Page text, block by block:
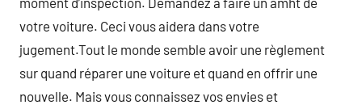
votre voiture. Ceci vous aidera dans votre
jugement.Tout le monde semble avoir une règlement
sur quand réparer une voiture et quand en offrir une
nouvelle. Mais vous connaissez vos envies et